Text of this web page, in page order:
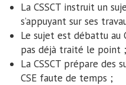
La CSSCT instruit un
s’appuyant sur ses
Le sujet est débattu au
pas déjà traité le point ;
La CSSCT prépare des
CSE faute de temps ;